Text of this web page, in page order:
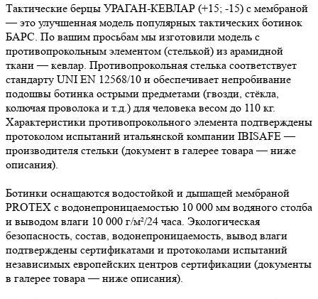
Тактические берцы УРАГАН-КЕВЛАР (+15; -15) с мембраной
— это улучшенная модель популярных тактических ботинок
БАРС. По вашим просьбам мы изготовили модель с
противопрокольным элементом (стелькой) из арамидной
ткани — кевлар. Противопрокольная стелька соответствует
стандарту UNI EN 12568/10 и обеспечивает непробивание
подошвы ботинка острыми предметами (гвозди, стёкла,
колючая проволока и т.д.) для человека весом до 110 кг.
Характеристики противопрокольного элемента подтверждены
протоколом испытаний итальянской компании IBISAFE —
производителя стельки (документ в галерее товара — ниже
описания).
Ботинки оснащаются водостойкой и дышащей мембраной
PROTEX с водонепроницаемостью 10 000 мм водяного столба
и выводом влаги 10 000 г/м²/24 часа. Экологическая
безопасность, состав, водонепроницаемость, вывод влаги
подтверждены сертификатами и протоколами испытаний
независимых европейских центров сертификации (документы
в галерее товара — ниже описания).